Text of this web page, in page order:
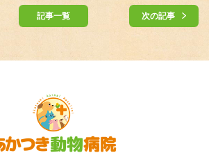
記事一覧 次の記事
かつき動物病院